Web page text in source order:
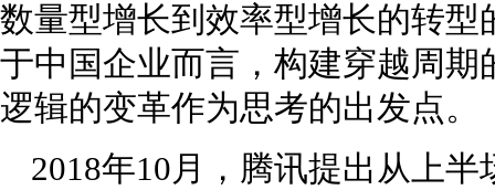
数量型增长到效率型增长的转
于中国企业而言，构建穿越周
逻辑的变革作为思考的出发点。
2018年10月，腾讯提出从上